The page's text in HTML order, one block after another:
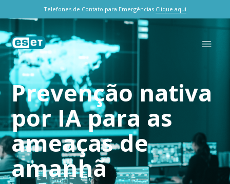
Telefones de Contato para Emergências Clique aqui
Pesquisa
Prevenção nativa
por IA para as
ameaças de
amanhã